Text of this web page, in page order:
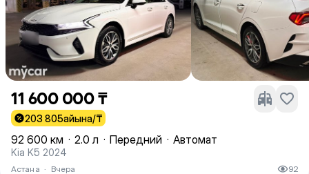
11 600 000 ₸
203 805айына/₸
92 600 км · 2.0 л · Передний · Автомат
Kia K5 2024
Астана · Вчера 92